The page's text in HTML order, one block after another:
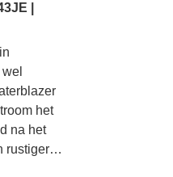
|
het
na het
rustiger…